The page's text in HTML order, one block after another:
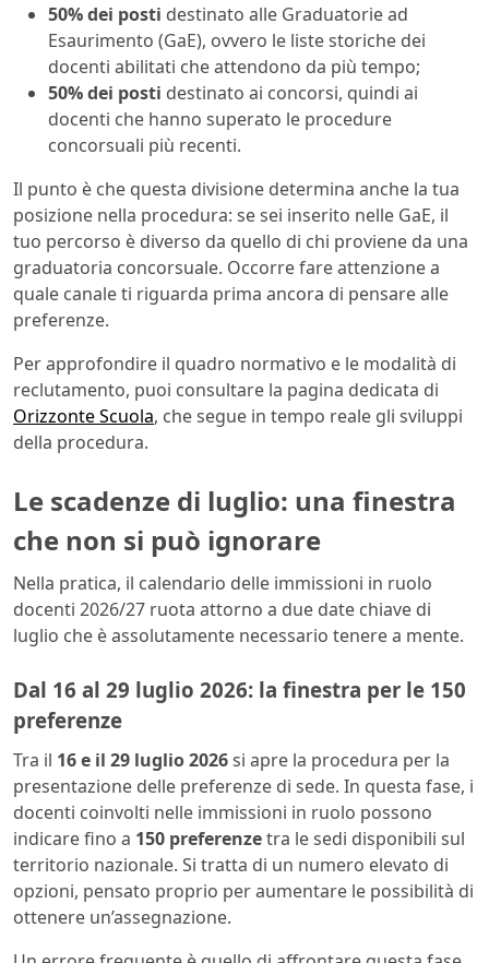
50% dei posti destinato alle Graduatorie ad
Esaurimento (GaE), ovvero le liste storiche dei
docenti abilitati che attendono da più tempo;
50% dei posti destinato ai concorsi, quindi ai
docenti che hanno superato le procedure
concorsuali più recenti.
Il punto è che questa divisione determina anche la tua
posizione nella procedura: se sei inserito nelle GaE, il
tuo percorso è diverso da quello di chi proviene da una
graduatoria concorsuale. Occorre fare attenzione a
quale canale ti riguarda prima ancora di pensare alle
preferenze.
Per approfondire il quadro normativo e le modalità di
reclutamento, puoi consultare la pagina dedicata di
Orizzonte Scuola, che segue in tempo reale gli sviluppi
della procedura.
Le scadenze di luglio: una finestra
che non si può ignorare
Nella pratica, il calendario delle immissioni in ruolo
docenti 2026/27 ruota attorno a due date chiave di
luglio che è assolutamente necessario tenere a mente.
Dal 16 al 29 luglio 2026: la finestra per le 150
preferenze
Tra il 16 e il 29 luglio 2026si apre la procedura per la
presentazione delle preferenze di sede. In questa fase, i
docenti coinvolti nelle immissioni in ruolo possono
indicare fino a 150 preferenzetra le sedi disponibili sul
territorio nazionale. Si tratta di un numero elevato di
opzioni, pensato proprio per aumentare le possibilità di
ottenere un’assegnazione.